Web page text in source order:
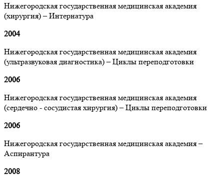
Нижегородская государственная медицинская академия
(хирургия) – Интернатура
2004
Нижегородская государственная медицинская академия
(ультразвуковая диагностика) – Циклы переподготовки
2006
Нижегородская государственная медицинская академия
(сердечно - сосудистая хирургия) – Циклы переподготовки
2006
Нижегородская государственная медицинская академия –
Аспирантура
2008